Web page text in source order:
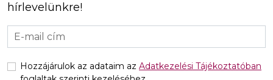
hírlevelünkre!
Hozzájárulok az adataim az Adatkezelési Tájékoztatóban